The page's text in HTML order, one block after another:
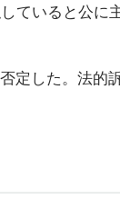
ていると公に
定した。法的